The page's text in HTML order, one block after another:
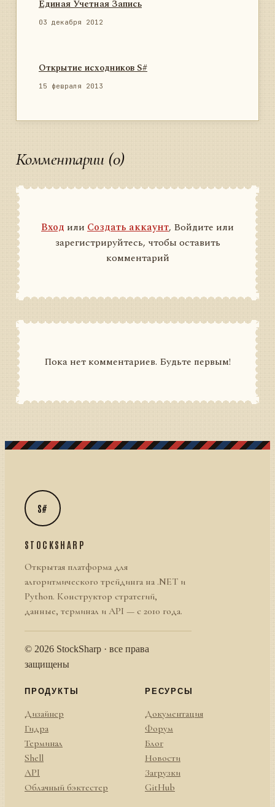
Единая Учетная Запись
03 декабря 2012
Открытие исходников S#
15 февраля 2013
Комментарии (0)
Вход или Создать аккаунт, Войдите или
зарегистрируйтесь, чтобы оставить
комментарий
Пока нет комментариев. Будьте первым!
S#
STOCKSHARP
Открытая платформа для
алгоритмического трейдинга на .NET и
Python. Конструктор стратегий,
данные, терминал и API — с 2010 года.
© 2026 StockSharp · все права
защищены
ПРОДУКТЫ
Дизайнер
Гидра
Терминал
Shell
API
Облачный бэктестер
РЕСУРСЫ
Документация
Форум
Блог
Новости
Загрузки
GitHub